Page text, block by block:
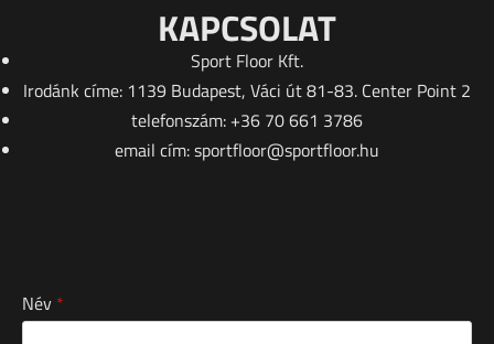
KAPCSOLAT
Sport Floor Kft.
Irodánk címe: 1139 Budapest, Váci út 81-83. Center Point 2
telefonszám: +36 70 661 3786
email cím: sportfloor@sportfloor.hu
Név *